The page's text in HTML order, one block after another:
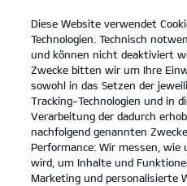
open
menu
... ANGEBOTE
KIA SERVICEANGEBOTE
Diese Website verwendet
Technologien. Technisch
und können nicht deaktiviert
Zwecke bitten wir um Ihre
sowohl in das Setzen der
Tracking-Technologien und in
Verarbeitung der dadurch
nachfolgend genannten
Performance: Wir messen,
wird, um Inhalte und
Marketing und personalisierte